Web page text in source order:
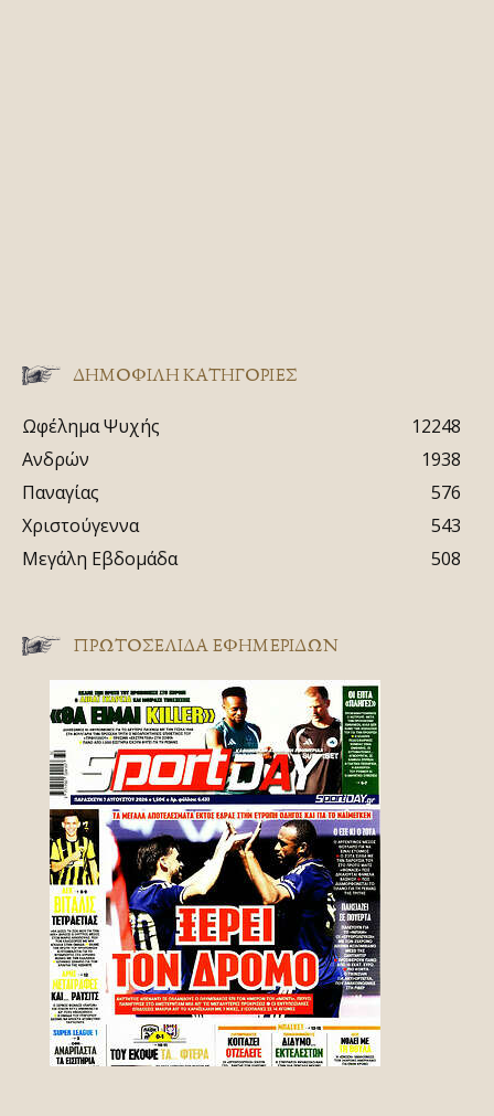
ΔΗΜΟΦΙΛΗ ΚΑΤΗΓΟΡΙΕΣ
Ωφέλημα Ψυχής
12248
Ανδρών
1938
Παναγίας
576
Χριστούγεννα
543
Μεγάλη Εβδομάδα
508
ΠΡΩΤΟΣΈΛΙΔΑ ΕΦΗΜΕΡΊΔΩΝ